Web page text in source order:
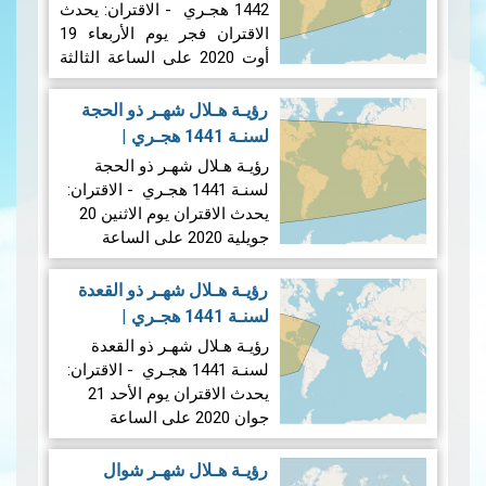
1442 هجـري - الاقتران: يحدث
الاقتران فجر يوم الأربعاء 19
أوت 2020 على الساعة الثالثة
و41 دقيقة بالتوقيت المحلي
لمدينة تونس. وضـع القمـر عنـد
الحجة 1441…
قراءة ا
رؤيـة هـلال شهـر ذو الحجة
لسنـة 1441 هجـري
16/07/2020
رؤيـة هـلال شهـر ذو الحجة
لسنـة 1441 هجـري - الاقتران:
يحدث الاقتران يوم الاثنين 20
جويلية 2020 على الساعة
السادسة مساءا و33 دقيقة
بالتوقيت المحلي لمدينة تونس.
وضـع القمـر عنـد غـروب
2020 الموافـق لـ 29 ذو…
رؤيـة هـلال شهـر ذو القعدة
لسنـة 1441 هجـري
17/06/2020
رؤيـة هـلال شهـر ذو القعدة
لسنـة 1441 هجـري - الاقتران:
يحدث الاقتران يوم الأحد 21
جوان 2020 على الساعة
السابعة صباحا و41 دقيقة
بالتوقيت المحلي لمدينة تونس.
رؤيـة هـلال شهـر شوال